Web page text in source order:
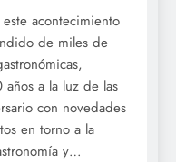
acontecimiento
de miles de
años a la luz de las
con novedades
en torno a la
y…